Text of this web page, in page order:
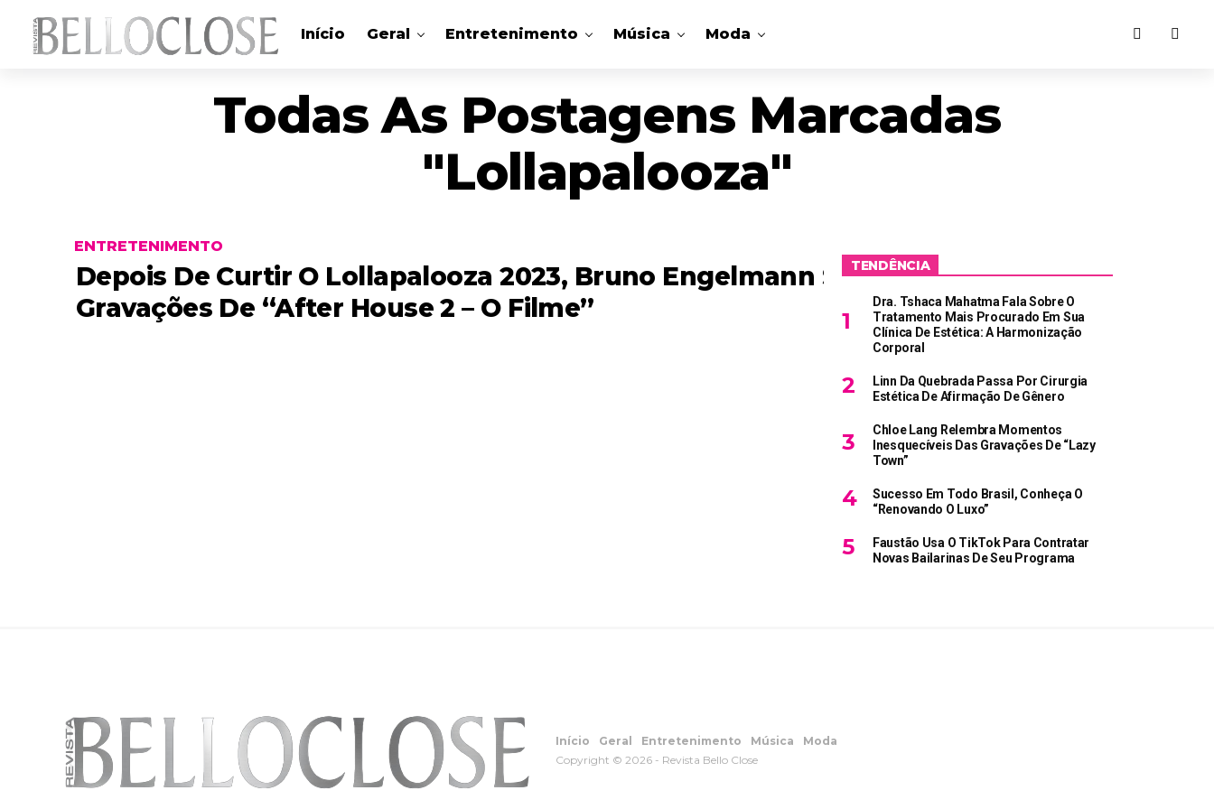
Início Geral Entretenimento Música Moda
Todas As Postagens Marcadas
"Lollapalooza"
ENTRETENIMENTO
Depois De Curtir O Lollapalooza 2023, Bruno Engelmann Se Prepara Para As
Gravações De “After House 2 – O Filme”
TENDÊNCIA
Dra. Tshaca Mahatma Fala Sobre O
Tratamento Mais Procurado Em Sua
Clínica De Estética: A Harmonização
Corporal
Linn Da Quebrada Passa Por Cirurgia
Estética De Afirmação De Gênero
Chloe Lang Relembra Momentos
Inesquecíveis Das Gravações De “Lazy
Town”
Sucesso Em Todo Brasil, Conheça O
“Renovando O Luxo”
Faustão Usa O TikTok Para Contratar
Novas Bailarinas De Seu Programa
Início Geral Entretenimento Música
Moda
Copyright © 2026 - Revista Bello Close